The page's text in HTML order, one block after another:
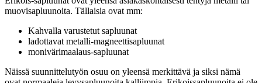
muovisapluunoita. Tällaisia ovat mm:
Kahvalla varustetut sapluunat
ladottavat metalli-magneettisapluunat
monivärimaalaus-sapluunat
Näissä suunnittelutyön osuu on yleensä merkittävä ja siksi nämä